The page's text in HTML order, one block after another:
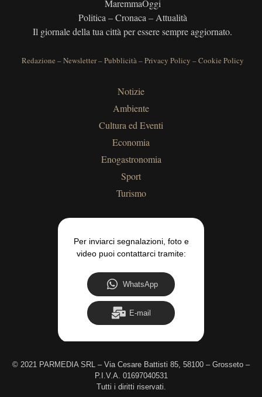
MaremmaOggi
Politica – Cronaca – Attualità
Il giornale della tua città per essere sempre aggiornato.
Redazione –Newsletter–Pubblicità–Privacy Policy –Cookie Policy
Notizie
Ambiente
Cultura ed Eventi
Economia
Enogastronomia
Sport
Turismo
Per inviarci segnalazioni, foto e
video puoi contattarci tramite:
WhatsApp
E-mail
© 2021 PARMEDIA SRL – Via Cesare Battisti 85, 58100 – Grosseto –
P.I.V.A. 01697040531
Tutti i diritti riservati.